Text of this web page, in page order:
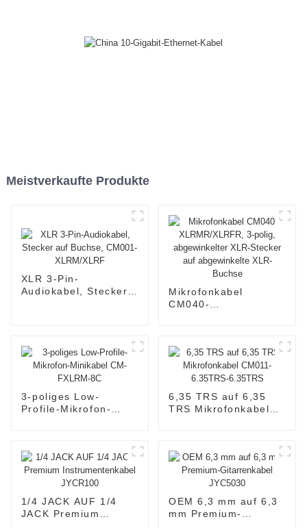
Meistverkaufte Produkte
XLR 3-Pin-
Audiokabel, Stecker
Mikrofonkabel
CM040-
abgewinkelte XLR-
Buchse
3-poliges Low-
Profile-Mikrofon-
6,35 TRS auf 6,35
TRS Mikrofonkabel
1/4 JACK AUF 1/4
JACK Premium
OEM 6,3 mm auf 6,3
mm Premium-